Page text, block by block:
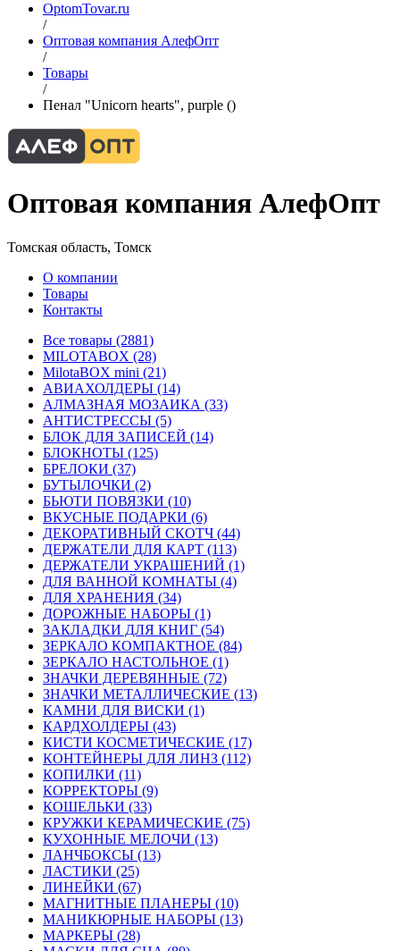
OptomTovar.ru
/
Оптовая компания АлефОпт
/
Товары
/
Пенал "Unicorn hearts", purple ()
Оптовая компания АлефОпт
Томская область, Томск
О компании
Товары
Контакты
Все товары (2881)
MILOTABOX (28)
MilotaBOX mini (21)
АВИАХОЛДЕРЫ (14)
АЛМАЗНАЯ МОЗАИКА (33)
АНТИСТРЕССЫ (5)
БЛОК ДЛЯ ЗАПИСЕЙ (14)
БЛОКНОТЫ (125)
БРЕЛОКИ (37)
БУТЫЛОЧКИ (2)
БЬЮТИ ПОВЯЗКИ (10)
ВКУСНЫЕ ПОДАРКИ (6)
ДЕКОРАТИВНЫЙ СКОТЧ (44)
ДЕРЖАТЕЛИ ДЛЯ КАРТ (113)
ДЕРЖАТЕЛИ УКРАШЕНИЙ (1)
ДЛЯ ВАННОЙ КОМНАТЫ (4)
ДЛЯ ХРАНЕНИЯ (34)
ДОРОЖНЫЕ НАБОРЫ (1)
ЗАКЛАДКИ ДЛЯ КНИГ (54)
ЗЕРКАЛО КОМПАКТНОЕ (84)
ЗЕРКАЛО НАСТОЛЬНОЕ (1)
ЗНАЧКИ ДЕРЕВЯННЫЕ (72)
ЗНАЧКИ МЕТАЛЛИЧЕСКИЕ (13)
КАМНИ ДЛЯ ВИСКИ (1)
КАРДХОЛДЕРЫ (43)
КИСТИ КОСМЕТИЧЕСКИЕ (17)
КОНТЕЙНЕРЫ ДЛЯ ЛИНЗ (112)
КОПИЛКИ (11)
КОРРЕКТОРЫ (9)
КОШЕЛЬКИ (33)
КРУЖКИ КЕРАМИЧЕСКИЕ (75)
КУХОННЫЕ МЕЛОЧИ (13)
ЛАНЧБОКСЫ (13)
ЛАСТИКИ (25)
ЛИНЕЙКИ (67)
МАГНИТНЫЕ ПЛАНЕРЫ (10)
МАНИКЮРНЫЕ НАБОРЫ (13)
МАРКЕРЫ (28)